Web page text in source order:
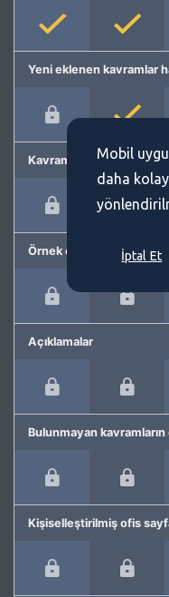
Yeni eklenen kavramlar
Kavram önerme
Örnek cümleler
Açıklamalar
Bulunmayan
Kişiselleştirilmiş ofis
Mobil
daha
İptal Et